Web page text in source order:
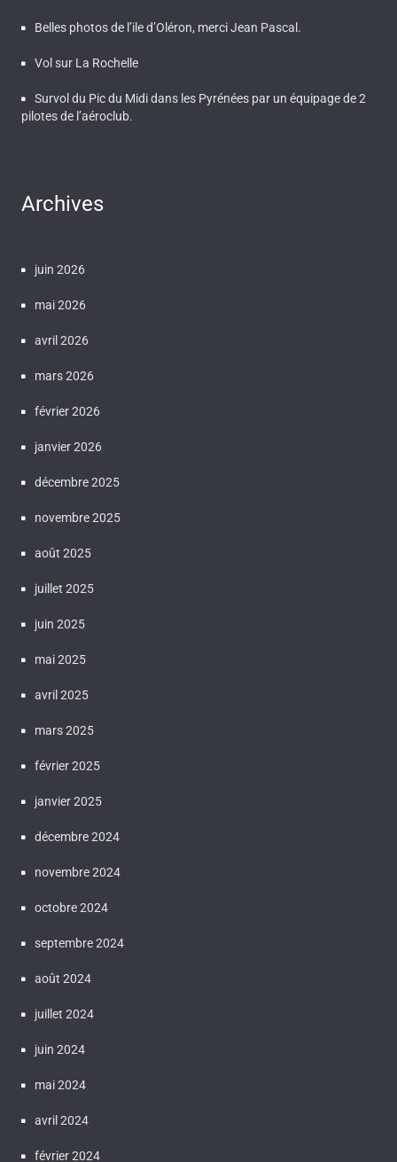
Belles photos de l’ile d’Oléron, merci Jean Pascal.
Vol sur La Rochelle
Survol du Pic du Midi dans les Pyrénées par un équipage de 2
pilotes de l’aéroclub.
Archives
juin 2026
mai 2026
avril 2026
mars 2026
février 2026
janvier 2026
décembre 2025
novembre 2025
août 2025
juillet 2025
juin 2025
mai 2025
avril 2025
mars 2025
février 2025
janvier 2025
décembre 2024
novembre 2024
octobre 2024
septembre 2024
août 2024
juillet 2024
juin 2024
mai 2024
avril 2024
février 2024